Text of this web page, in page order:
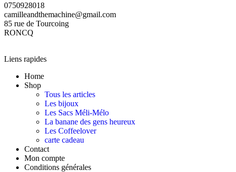
0750928018
camilleandthemachine@gmail.com
85 rue de Tourcoing
RONCQ
Liens rapides
Home
Shop
Tous les articles
Les bijoux
Les Sacs Méli-Mélo
La banane des gens heureux
Les Coffeelover
carte cadeau
Contact
Mon compte
Conditions générales